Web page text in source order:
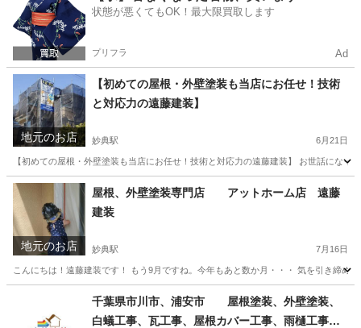
状態が悪くてもOK！最大限買取します
プリフラ Ad
地元のお店
【初めての屋根・外壁塗装も当店にお任せ！技術
と対応力の遠藤建装】
妙典駅 6月21日
【初めての屋根・外壁塗装も当店にお任せ！技術と対応力の遠藤建装】 お世話にな
千葉 市川市 妙典駅 その他 外壁塗装
地元のお店
屋根、外壁塗装専門店 アットホーム店 遠藤
建装
妙典駅 7月16日
こんにちは！遠藤建装です！ もう9月ですね。今年もあと数か月・・・ 気を引き締
妙典駅 その他 無料
千葉県市川市、浦安市 屋根塗装、外壁塗装、
白蟻工事、瓦工事、屋根カバー工事、雨樋工事